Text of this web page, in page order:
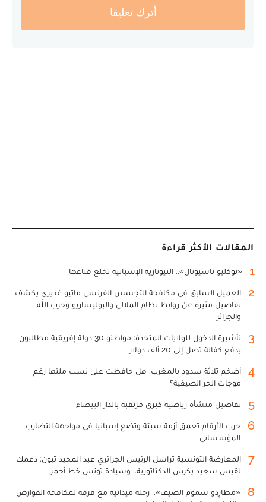
أترك تعليقا
المقالات الأكثر قراءة
1 «نوكليو ناسيونال».. النيونازية الإسبانية تخلع قناعها
2
العميل السابق في مكافحة التجسس الفرنسي ماثيو غديري يكشف
تفاصيل مثيرة عن روابط نظام الملالي والبوليساريو وحزب الله
والجزائر
3
تأشيرة الدخول للولايات المتحدة: مواطنو 30 دولة إفريقية مطالبون
بدفع كفالة تصل إلى 20 ألف دولار
4
أضخم ثلاثة سدود بالمغرب: هل حافظت على نسب ملئها رغم
موجات الحر الصيفية؟
5 تفاصيل منشأة رياضية كبرى مرتقبة بالدار البيضاء
6
حرب الأرقام تعمق أزمة سبتة وتضع إسبانيا في مواجهة التضارب
المؤسساتي
7
المعارضة التونسية تراسل الرئيس الجزائري عبد المجيد تبون: دعمك
لقيس سعيد يكرس الدكتاتورية.. وسيادة تونس خط أحمر
8
«مطارِدو سموم الصيف».. رحلة ميدانية مع فرقة لمكافحة القوارض